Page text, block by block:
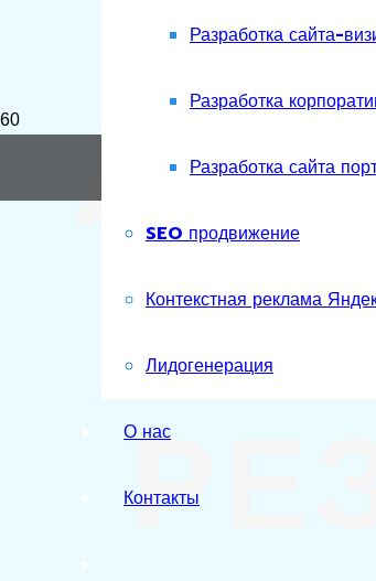
Разработка сайта-
Разработка
Разработка сайта
SEO продвижение
Контекстная реклама
Лидогенерация
О нас
Контакты
С